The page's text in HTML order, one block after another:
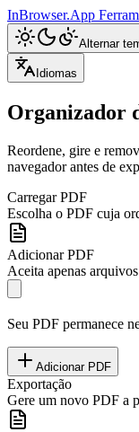
InBrowser.App
Alternar
Idiomas
Organizador
Reordene, gire e
navegador antes de
Carregar PDF
Escolha o PDF cuja
Adicionar PDF
Aceita apenas
Seu PDF permanece
Adicionar PDF
Exportação
Gere um novo PDF a